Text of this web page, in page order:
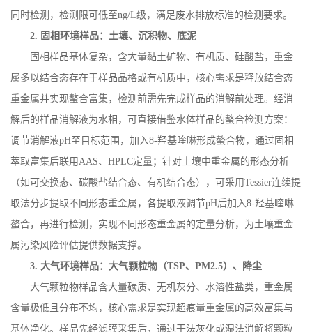
同时检测，检测限可低至ng/L级，满足废水排放标准的检测要求。
2. 固相环境样品：土壤、沉积物、底泥
固相样品基体复杂，含大量黏土矿物、有机质、硅酸盐，重金
属多以结合态存在于样品晶格或有机质中，核心需求是释放结合态
重金属并实现螯合富集，检测前需先完成样品的消解前处理。经消
解后的样品消解液为水相，可直接借鉴水体样品的螯合检测方案：
调节消解液pH至目标范围，加入8-羟基喹啉形成螯合物，通过固相
萃取富集后联用 AAS、 HPLC定量；针对土壤中重金属的形态分析
（如可交换态、碳酸盐结合态、有机结合态），可采用Tessier连续提
取法分步提取不同形态重金属，各提取液调节pH后加入8-羟基喹啉
螯合，再进行检测，实现不同形态重金属的定量分析，为土壤重金
属污染风险评估提供数据支撑。
3. 大气环境样品：大气颗粒物（TSP、PM2.5）、降尘
大气颗粒物样品含大量碳质、无机灰分、水溶性盐类，重金属
含量极低且分布不均，核心需求是实现超痕量重金属的高效富集与
基体净化。样品先经滤膜采集后，通过干法灰化或湿法消解将颗粒